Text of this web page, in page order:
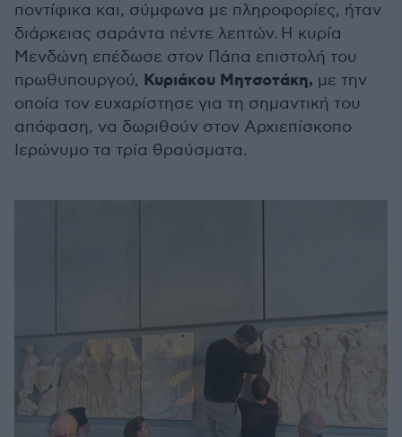
ποντίφικα και, σύμφωνα με πληροφορίες, ήταν
διάρκειας σαράντα πέντε λεπτών. Η κυρία
Μενδώνη επέδωσε στον Πάπα επιστολή του
πρωθυπουργού, Κυριάκου Μητσοτάκη, με την
οποία τον ευχαρίστησε για τη σημαντική του
απόφαση, να δωριθούν στον Αρχιεπίσκοπο
Ιερώνυμο τα τρία θραύσματα.